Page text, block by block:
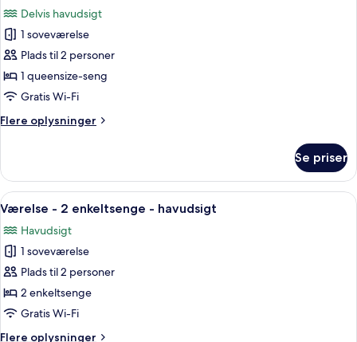
billeder
af
Economy-
værelse
-
havudsigt
Delvis havudsigt
1 soveværelse
Plads til 2 personer
1 queensize-seng
Gratis Wi-Fi
Flere oplysninger
Flere
værelse
delvis
Se priser
Indlæs
alle
billeder
af
Værelse
-
2
En seng med hvide håndklæder
4
Værelse - 2 enkeltsenge - havudsigt
Havudsigt
1 soveværelse
Plads til 2 personer
2 enkeltsenge
Gratis Wi-Fi
Flere oplysninger
Flere